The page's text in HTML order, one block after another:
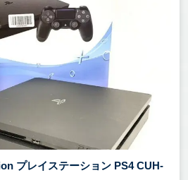
プレイステーション PS4 CUH-